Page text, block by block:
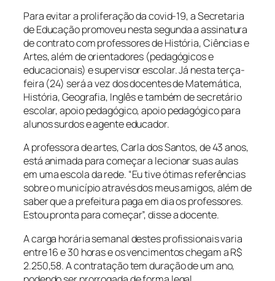
Para evitar a proliferação da covid-19, a Secretaria
de Educação promoveu nesta segunda a assinatura
de contrato com professores de História, Ciências e
Artes, além de orientadores (pedagógicos e
educacionais) e supervisor escolar. Já nesta terça-
feira (24) será a vez dos docentes de Matemática,
História, Geografia, Inglês e também de secretário
escolar, apoio pedagógico, apoio pedagógico para
alunos surdos e agente educador.
A professora de artes, Carla dos Santos, de 43 anos,
está animada para começar a lecionar suas aulas
em uma escola da rede. “Eu tive ótimas referências
sobre o município através dos meus amigos, além de
saber que a prefeitura paga em dia os professores.
Estou pronta para começar”, disse a docente.
A carga horária semanal destes profissionais varia
entre 16 e 30 horas e os vencimentos chegam a R$
2.250,58. A contratação tem duração de um ano,